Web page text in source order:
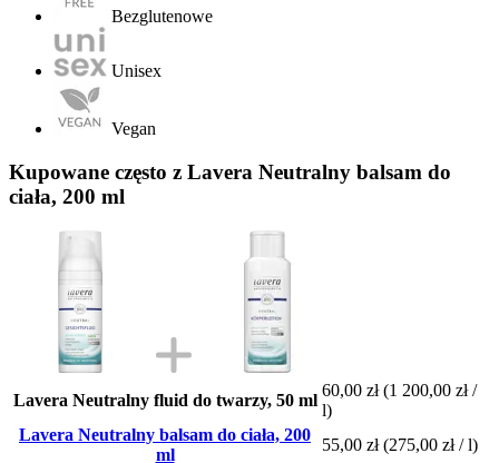
Bezglutenowe
Unisex
Vegan
Kupowane często z Lavera Neutralny balsam do
ciała, 200 ml
Lavera Neutralny fluid do twarzy, 50 ml
60,00 zł (1 200,00 zł /
l)
Lavera Neutralny balsam do ciała, 200
ml
55,00 zł (275,00 zł / l)